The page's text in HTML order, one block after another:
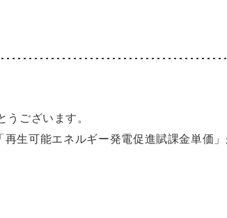
ございます。
生可能エネルギー発電促進賦課金単価